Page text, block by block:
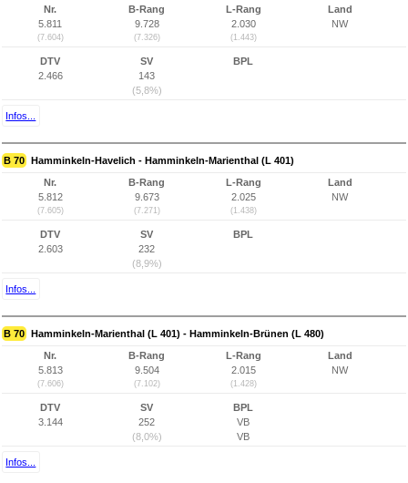
Nr.
5.811
(7.604)
B-Rang
9.728
(7.326)
L-Rang
2.030
(1.443)
Land
NW
DTV
2.466
SV
143
(5,8%)
BPL
Infos...
B 70 Hamminkeln-Havelich - Hamminkeln-Marienthal (L 401)
Nr.
5.812
(7.605)
B-Rang
9.673
(7.271)
L-Rang
2.025
(1.438)
Land
NW
DTV
2.603
SV
232
(8,9%)
BPL
Infos...
B 70 Hamminkeln-Marienthal (L 401) - Hamminkeln-Brünen (L 480)
Nr.
5.813
(7.606)
B-Rang
9.504
(7.102)
L-Rang
2.015
(1.428)
Land
NW
DTV
3.144
SV
252
(8,0%)
BPL
VB
VB
Infos...